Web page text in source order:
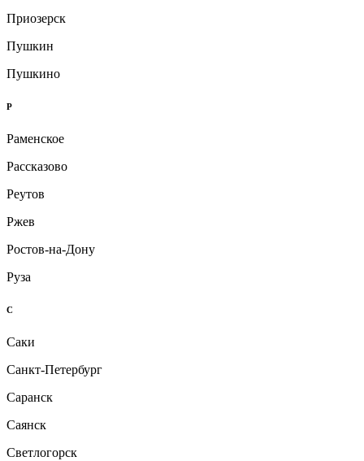
Приозерск
Пушкин
Пушкино
Р
Раменское
Рассказово
Реутов
Ржев
Ростов-на-Дону
Руза
С
Саки
Санкт-Петербург
Саранск
Саянск
Светлогорск